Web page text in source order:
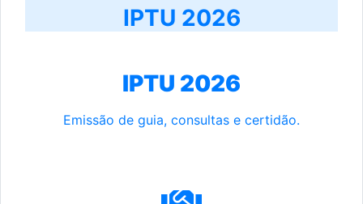
IPTU 2026
IPTU 2026
Emissão de guia, consultas e certidão.